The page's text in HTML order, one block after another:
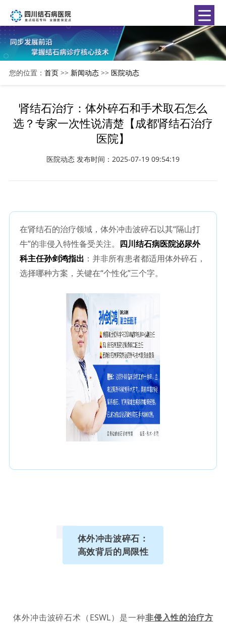
您的位置： 首页>> 新闻动态>> 医院动态
肾结石治疗：体外碎石和手术取石怎么
选？专家一次性说清楚【成都肾结石治疗
医院】
医院动态 发布时间：2025-07-19 09:54:19
在肾结石的治疗领域，体外冲击波碎石以其“隔山打
牛”的非侵入特性备受关注。 四川结石病医院泌尿外
科主任孙剑鸿指出 ：并非所有患者都适用体外碎石，
选择哪种方案，关键在“个性化”三个字。
体外冲击波碎石：
高效背后的局限性
体外冲击波碎石术（ESWL）是一种非侵入性的治疗方